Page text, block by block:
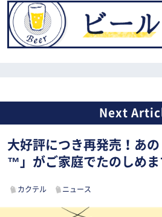
大好評につき再発売！あ
™」がご家庭でたのしめま
カクテル ニュース